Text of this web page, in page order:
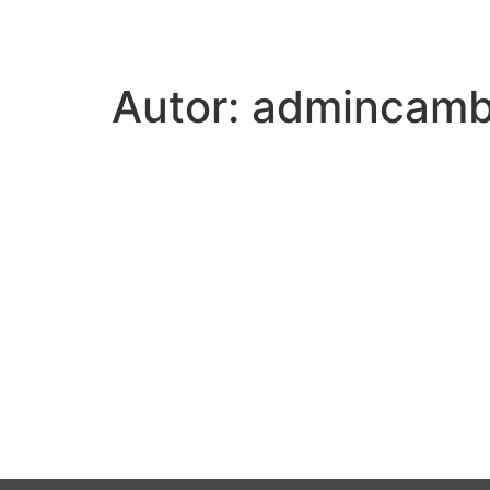
Autor: